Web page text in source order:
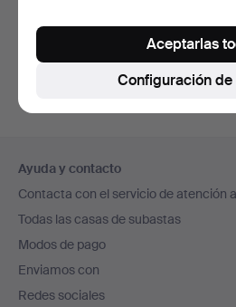
También puedes buscar en
subastas concluidas.
en
el
pie
de
página
Ayuda y contacto
Contacta con el servicio de atención
Todas las casas de subastas
Modos de pago
Enviamos con
Redes sociales
Configuración
Aceptarlas